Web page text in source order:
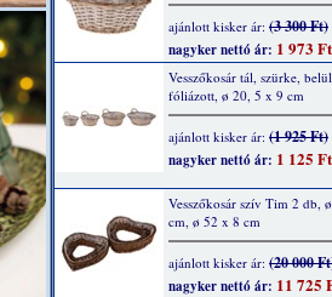
ajánlott kisker ár: (3 300 Ft)
nagyker nettó ár: 1 973 Ft
Vesszőkosár tál, szürke, belül
fóliázott, ø 20, 5 x 9 cm
ajánlott kisker ár: (1 925 Ft)
nagyker nettó ár: 1 125 Ft
Vesszőkosár szív Tim 2 db,
cm, ø 52 x 8 cm
ajánlott kisker ár: (20 000
nagyker nettó ár: 11 725